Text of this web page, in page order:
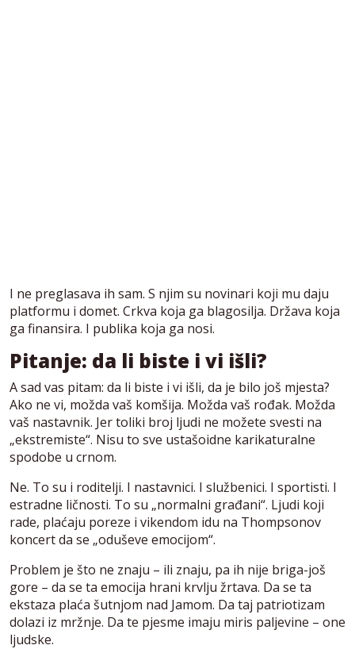
I ne preglasava ih sam. S njim su novinari koji mu daju
platformu i domet. Crkva koja ga blagosilja. Država koja
ga finansira. I publika koja ga nosi.
Pitanje: da li biste i vi išli?
A sad vas pitam: da li biste i vi išli, da je bilo još mjesta?
Ako ne vi, možda vaš komšija. Možda vaš rođak. Možda
vaš nastavnik. Jer toliki broj ljudi ne možete svesti na
„ekstremiste“. Nisu to sve ustašoidne karikaturalne
spodobe u crnom.
Ne. To su i roditelji. I nastavnici. I službenici. I sportisti. I
estradne ličnosti. To su „normalni građani“. Ljudi koji
rade, plaćaju poreze i vikendom idu na Thompsonov
koncert da se „oduševe emocijom“.
Problem je što ne znaju – ili znaju, pa ih nije briga-još
gore – da se ta emocija hrani krvlju žrtava. Da se ta
ekstaza plaća šutnjom nad Jamom. Da taj patriotizam
dolazi iz mržnje. Da te pjesme imaju miris paljevine – one
ljudske.